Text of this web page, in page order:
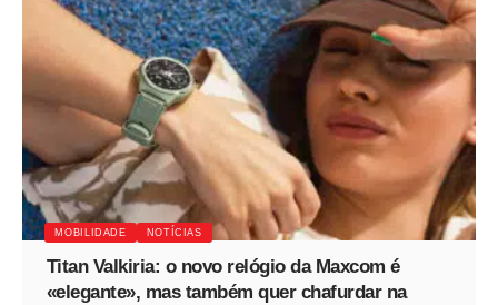
MOBILIDADE NOTÍCIAS
Titan Valkiria: o novo relógio da Maxcom é
«elegante», mas também quer chafurdar na